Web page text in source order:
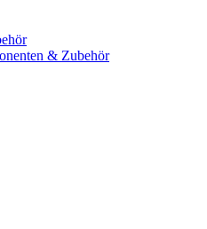
& Zubehör